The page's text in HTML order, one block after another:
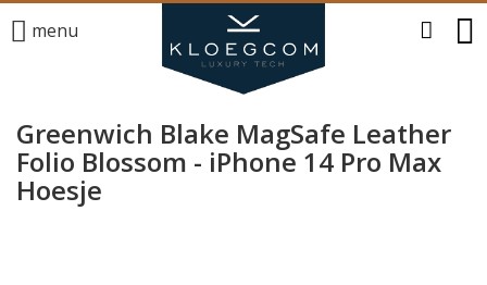
menu
Greenwich Blake MagSafe Leather
Folio Blossom - iPhone 14 Pro Max
Hoesje